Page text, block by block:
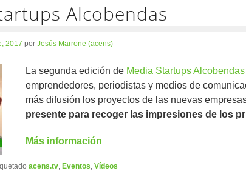
Alcobendas
2017 por Jesús Marrone (acens)
La segunda edición de Media Startups Alcobendas
emprendedores, periodistas y medios de
más difusión los proyectos de las nuevas
presente para recoger las impresiones de los
Más información
acens.tv, Eventos, Vídeos